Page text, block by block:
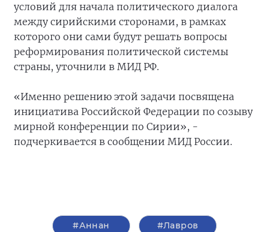
условий для начала политического диалога
между сирийскими сторонами, в рамках
которого они сами будут решать вопросы
реформирования политической системы
страны, уточнили в МИД РФ.
«Именно решению этой задачи посвящена
инициатива Российской Федерации по созыву
мирной конференции по Сирии», -
подчеркивается в сообщении МИД России.
#Аннан #Лавров